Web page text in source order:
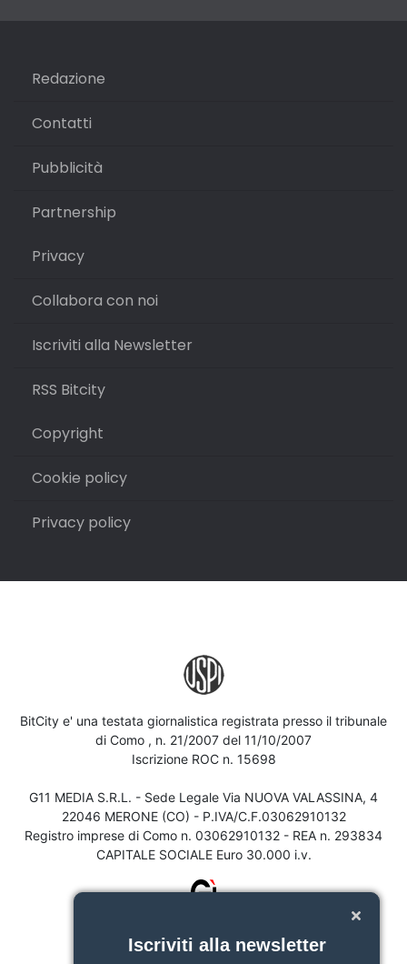
Redazione
Contatti
Pubblicità
Partnership
Privacy
Collabora con noi
Iscriviti alla Newsletter
RSS Bitcity
Copyright
Cookie policy
Privacy policy
BitCity e' una testata giornalistica registrata presso il tribunale
di Como , n. 21/2007 del 11/10/2007
Iscrizione ROC n. 15698
G11 MEDIA S.R.L. - Sede Legale Via NUOVA VALASSINA, 4
22046 MERONE (CO) - P.IVA/C.F.03062910132
Registro imprese di Como n. 03062910132 - REA n. 293834
CAPITALE SOCIALE Euro 30.000 i.v.
Iscriviti alla newsletter